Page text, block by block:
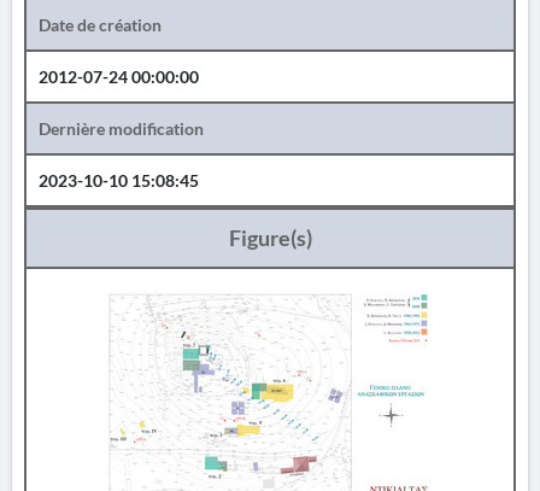
Date de création
2012-07-24 00:00:00
Dernière modification
2023-10-10 15:08:45
Figure(s)